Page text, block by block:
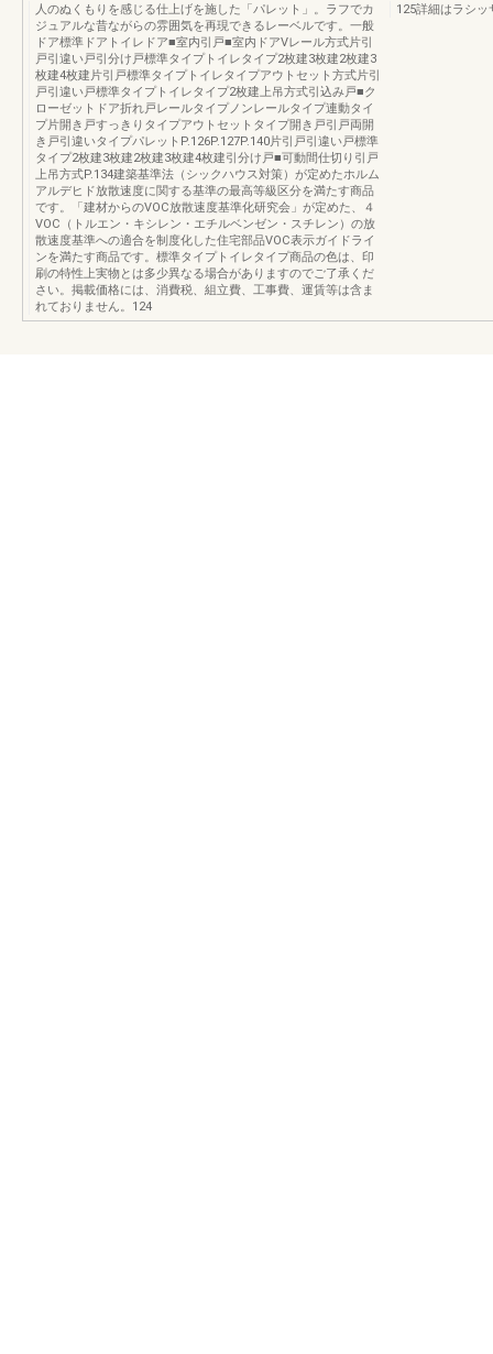
人のぬくもりを感じる仕上げを施した「パレット」。ラフでカ
ジュアルな昔ながらの雰囲気を再現できるレーベルです。一般
ドア標準ドアトイレドア■室内引戸■室内ドアVレール方式片引
戸引違い戸引分け戸標準タイプトイレタイプ2枚建3枚建2枚建3
枚建4枚建片引戸標準タイプトイレタイプアウトセット方式片引
戸引違い戸標準タイプトイレタイプ2枚建上吊方式引込み戸■ク
ローゼットドア折れ戸レールタイプノンレールタイプ連動タイ
プ片開き戸すっきりタイプアウトセットタイプ開き戸引戸両開
き戸引違いタイプパレットP.126P.127P.140片引戸引違い戸標準
タイプ2枚建3枚建2枚建3枚建4枚建引分け戸■可動間仕切り引戸
上吊方式P.134建築基準法（シックハウス対策）が定めたホルム
アルデヒド放散速度に関する基準の最高等級区分を満たす商品
です。「建材からのVOC放散速度基準化研究会」が定めた、４
VOC（トルエン・キシレン・エチルベンゼン・スチレン）の放
散速度基準への適合を制度化した住宅部品VOC表示ガイドライ
ンを満たす商品です。標準タイプトイレタイプ商品の色は、印
刷の特性上実物とは多少異なる場合がありますのでご了承くだ
さい。掲載価格には、消費税、組立費、工事費、運賃等は含ま
れておりません。124
125詳細はラシ